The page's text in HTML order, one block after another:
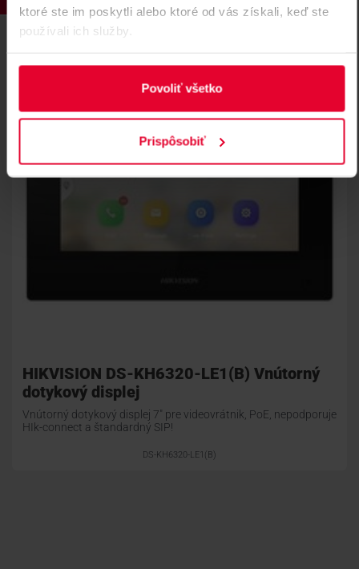
ktoré ste im poskytli alebo ktoré od vás získali, keď ste
používali ich služby.
Povoliť všetko
Prispôsobiť
HIKVISION DS-KH6320-LE1(B) Vnútorný
dotykový displej
Vnútorný dotykový displej 7" pre videovrátnik, PoE, nepodporuje
HIk-connect a štandardný SIP!
DS-KH6320-LE1(B)